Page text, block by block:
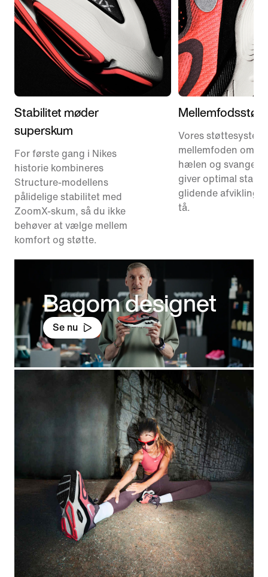
Stabilitet møder
superskum
For første gang i Nikes
historie kombineres
Structure-modellens
pålidelige stabilitet med
ZoomX-skum, så du ikke
behøver at vælge mellem
komfort og støtte.
Vores støttesystem
mellemfoden
hælen og svangen,
giver optimal
glidende afvikling
tå.
Bagom designet
Se nu